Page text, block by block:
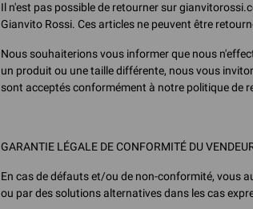
Il n'est pas possible de retourner sur
Gianvito Rossi. Ces articles ne peuvent être
Nous souhaiterions vous informer que nous
un produit ou une taille différente, nous vous
sont acceptés conformément à notre politique de
GARANTIE LÉGALE DE CONFORMITÉ DU
En cas de défauts et/ou de non-conformité, vous
ou par des solutions alternatives dans les cas